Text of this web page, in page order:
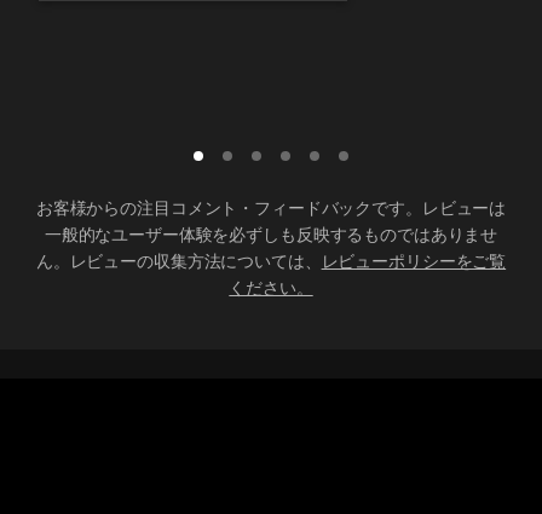
お客様からの注目コメント・フィードバックです。レビューは
一般的なユーザー体験を必ずしも反映するものではありませ
ん。レビューの収集方法については、
レビューポリシーをご覧
ください。